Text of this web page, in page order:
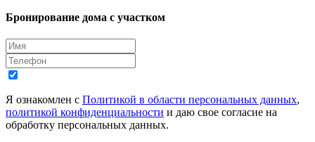
Бронирование дома с участком
Я ознакомлен с Политикой в области персональных данных,
политикой конфиденциальности и даю свое согласие на
обработку персональных данных.